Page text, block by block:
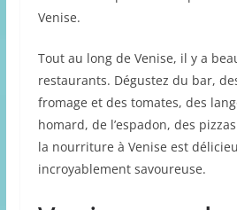
Venise.
Tout au long de Venise, il y a
restaurants. Dégustez du bar,
fromage et des tomates, des
homard, de l’espadon, des
la nourriture à Venise est
incroyablement savoureuse.